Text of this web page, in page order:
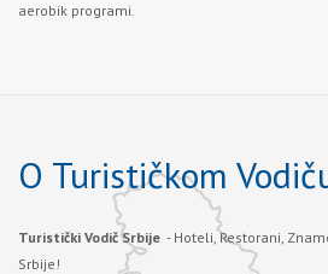
aerobik programi.
O Turističkom
Turistički Vodič Srbije - Hoteli, Restorani,
Srbije!